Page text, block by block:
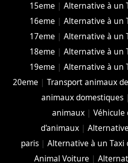
15eme |Alternative à un
16eme |Alternative à un
17eme |Alternative à un
18eme |Alternative à un
19eme |Alternative à un
20eme | Transport animaux
animaux domestiques|
animaux| Véhicule
d'animaux |
paris |Alternative à un Taxi
Animal Voiture |